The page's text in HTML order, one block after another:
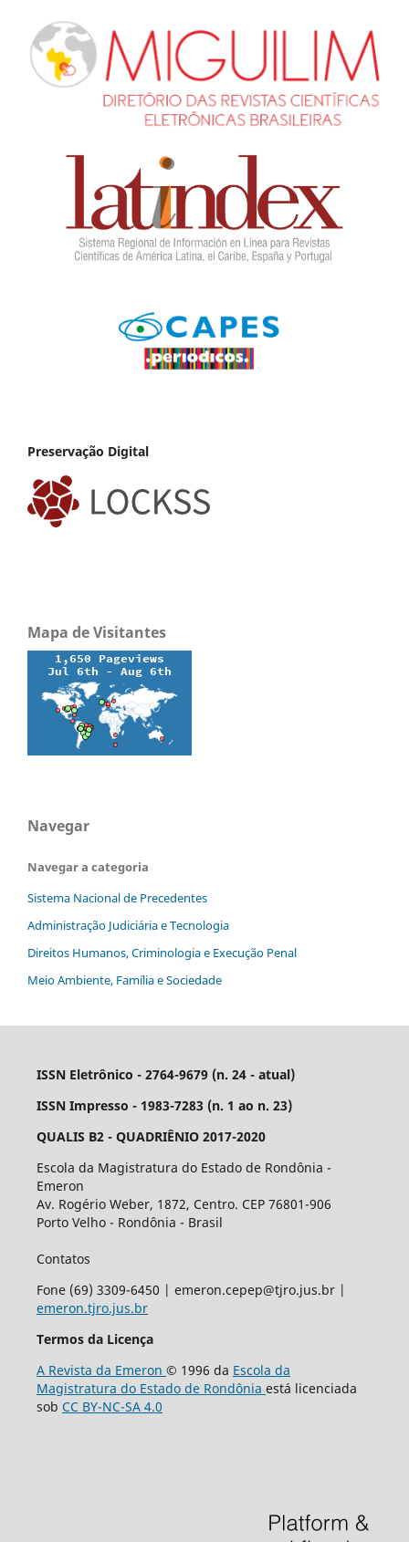
Preservação Digital
Mapa de Visitantes
Navegar
Navegar a categoria
Sistema Nacional de Precedentes
Administração Judiciária e Tecnologia
Direitos Humanos, Criminologia e Execução Penal
Meio Ambiente, Família e Sociedade
ISSN Eletrônico - 2764-9679 (n. 24 - atual)
ISSN Impresso - 1983-7283 (n. 1 ao n. 23)
QUALIS B2 - QUADRIÊNIO 2017-2020
Escola da Magistratura do Estado de Rondônia -
Emeron
Av. Rogério Weber, 1872, Centro. CEP 76801-906
Porto Velho - Rondônia - Brasil
Contatos
Fone (69) 3309-6450 | emeron.cepep@tjro.jus.br |
emeron.tjro.jus.br
Termos da Licença
A Revista da Emeron © 1996 da Escola da
Magistratura do Estado de Rondônia está licenciada
sob CC BY-NC-SA 4.0